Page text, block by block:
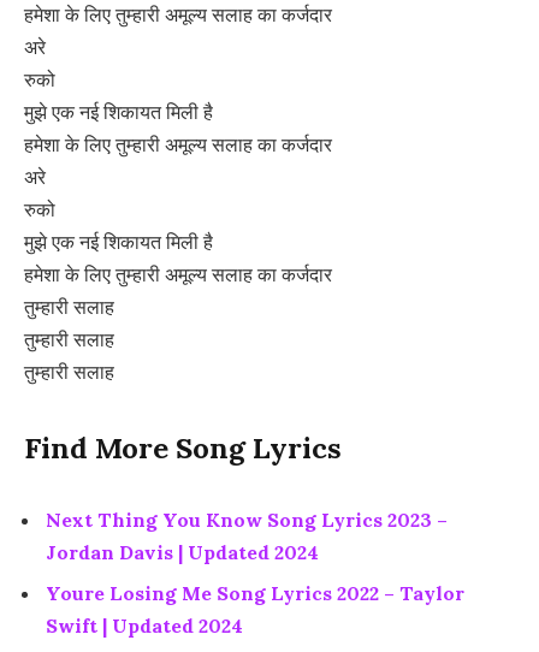
हमेशा के लिए तुम्हारी अमूल्य सलाह का कर्जदार
अरे
रुको
मुझे एक नई शिकायत मिली है
हमेशा के लिए तुम्हारी अमूल्य सलाह का कर्जदार
अरे
रुको
मुझे एक नई शिकायत मिली है
हमेशा के लिए तुम्हारी अमूल्य सलाह का कर्जदार
तुम्हारी सलाह
तुम्हारी सलाह
तुम्हारी सलाह
Find More Song Lyrics
Next Thing You Know Song Lyrics 2023 –
Jordan Davis | Updated 2024
Youre Losing Me Song Lyrics 2022 – Taylor
Swift | Updated 2024